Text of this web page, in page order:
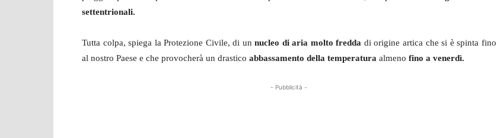
settentrionali.
Tutta colpa, spiega la Protezione Civile, di un nucleo di aria molto fredda di origine artica che si è spinta fino
al nostro Paese e che provocherà un drastico abbassamento della temperatura almeno fino a venerdì.
- Pubblicità -